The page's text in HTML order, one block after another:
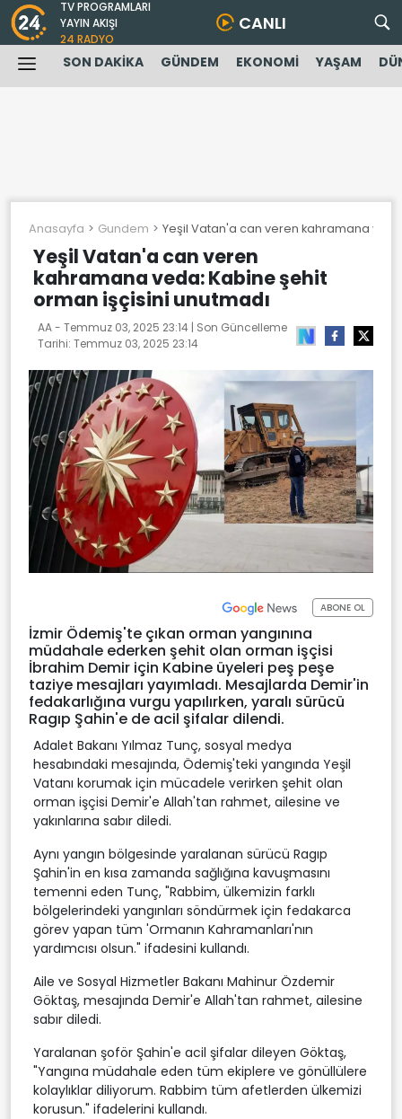
TV PROGRAMLARI
YAYIN AKIŞI
24 RADYO
CANLI
SON DAKİKA GÜNDEM EKONOMİ YAŞAM
Anasayfa Gundem Yeşil Vatan'a can veren kahramana
Yeşil Vatan'a can veren
kahramana veda: Kabine şehit
orman işçisini unutmadı
AA - Temmuz 03, 2025 23:14 | Son Güncelleme
Tarihi: Temmuz 03, 2025 23:14
ABONE OL
İzmir Ödemiş'te çıkan orman yangınına
müdahale ederken şehit olan orman işçisi
İbrahim Demir için Kabine üyeleri peş peşe
taziye mesajları yayımladı. Mesajlarda Demir'in
fedakarlığına vurgu yapılırken, yaralı sürücü
Ragıp Şahin'e de acil şifalar dilendi.
Adalet Bakanı Yılmaz Tunç, sosyal medya
hesabındaki mesajında, Ödemiş'teki yangında Yeşil
Vatanı korumak için mücadele verirken şehit olan
orman işçisi Demir'e Allah'tan rahmet, ailesine ve
yakınlarına sabır diledi.
Aynı yangın bölgesinde yaralanan sürücü Ragıp
Şahin'in en kısa zamanda sağlığına kavuşmasını
temenni eden Tunç, "Rabbim, ülkemizin farklı
bölgelerindeki yangınları söndürmek için fedakarca
görev yapan tüm 'Ormanın Kahramanları'nın
yardımcısı olsun." ifadesini kullandı.
Aile ve Sosyal Hizmetler Bakanı Mahinur Özdemir
Göktaş, mesajında Demir'e Allah'tan rahmet, ailesine
sabır diledi.
Yaralanan şoför Şahin'e acil şifalar dileyen Göktaş,
"Yangına müdahale eden tüm ekiplere ve gönüllülere
kolaylıklar diliyorum. Rabbim tüm afetlerden ülkemizi
korusun." ifadelerini kullandı.